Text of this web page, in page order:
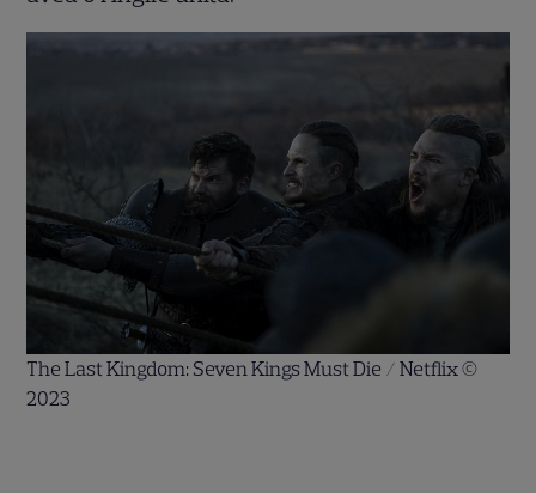
The Last Kingdom: Seven Kings Must Die / Netflix ©
2023